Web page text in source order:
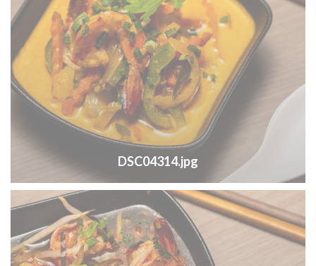
DSC04314.jpg